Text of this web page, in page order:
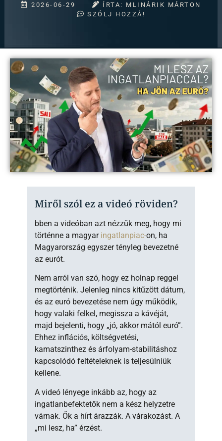
2026-06-29 ÍRTA: MLINÁRIK MÁRTON
SZÓLJ HOZZÁ!
Miről szól ez a videó röviden?
bben a videóban azt nézzük meg, hogy mi
történne a magyar ingatlanpiac-on, ha
Magyarország egyszer tényleg bevezetné
az eurót.
Nem arról van szó, hogy ez holnap reggel
megtörténik. Jelenleg nincs kitűzött dátum,
és az euró bevezetése nem úgy működik,
hogy valaki felkel, megissza a kávéját,
majd bejelenti, hogy „jó, akkor mától euró”.
Ehhez inflációs, költségvetési,
kamatszinthez és árfolyam-stabilitáshoz
kapcsolódó feltételeknek is teljesülniük
kellene.
A videó lényege inkább az, hogy az
ingatlanbefektetők nem a kész helyzetre
várnak. Ők a hírt árazzák. A várakozást. A
„mi lesz, ha” érzést.